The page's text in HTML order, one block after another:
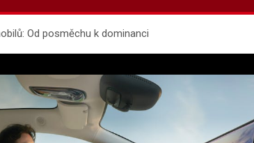
Od posměchu k dominanci